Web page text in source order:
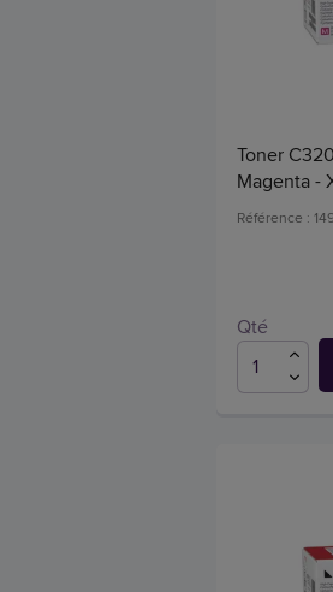
Toner
Magenta -
Référence :
Qté